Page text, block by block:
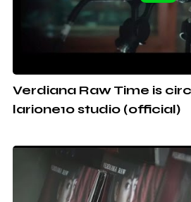
Verdiana Raw Time is
larione10 studio (official)